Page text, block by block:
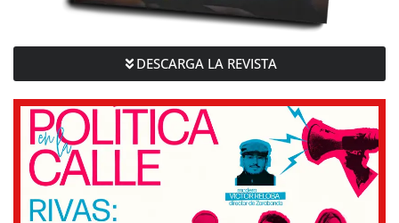
DESCARGA LA REVISTA